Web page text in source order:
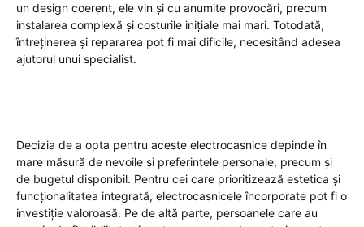
un design coerent, ele vin și cu anumite provocări, precum
instalarea complexă și costurile inițiale mai mari. Totodată,
întreținerea și repararea pot fi mai dificile, necesitând adesea
ajutorul unui specialist.
Decizia de a opta pentru aceste electrocasnice depinde în
mare măsură de nevoile și preferințele personale, precum și
de bugetul disponibil. Pentru cei care prioritizează estetica și
funcționalitatea integrată, electrocasnicele încorporate pot fi o
investiție valoroasă. Pe de altă parte, persoanele care au